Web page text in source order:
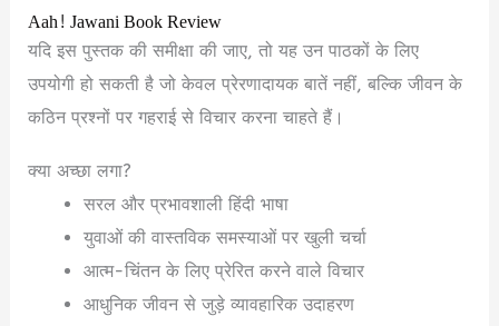
Aah! Jawani Book Review
यदि इस पुस्तक की समीक्षा की जाए, तो यह उन पाठकों के लिए
उपयोगी हो सकती है जो केवल प्रेरणादायक बातें नहीं, बल्कि जीवन के
कठिन प्रश्नों पर गहराई से विचार करना चाहते हैं।
क्या अच्छा लगा?
सरल और प्रभावशाली हिंदी भाषा
युवाओं की वास्तविक समस्याओं पर खुली चर्चा
आत्म-चिंतन के लिए प्रेरित करने वाले विचार
आधुनिक जीवन से जुड़े व्यावहारिक उदाहरण